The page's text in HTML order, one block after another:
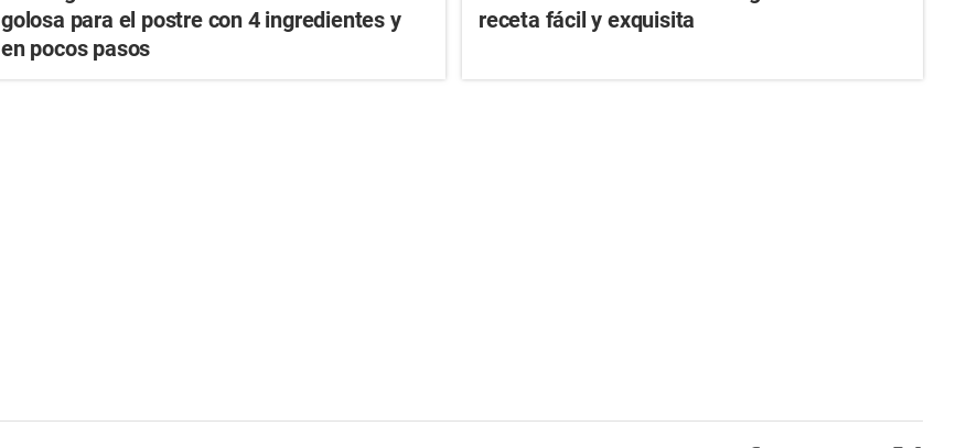
golosa para el postre con 4 ingredientes y
en pocos pasos
receta fácil y exquisita